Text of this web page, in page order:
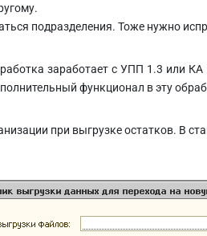
подразделения. Тоже нужно
заработает с УПП 1.3 или
функционал в эту
при выгрузке остатков. В